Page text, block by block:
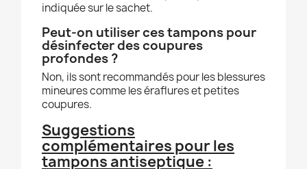
indiquée sur le sachet.
Peut-on utiliser ces tampons pour
désinfecter des coupures
profondes ?
Non, ils sont recommandés pour les blessures
mineures comme les éraflures et petites
coupures.
Suggestions
complémentaires pour les
tampons antiseptique :